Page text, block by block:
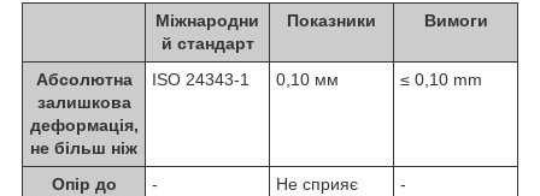
Міжнародни
й стандарт
Показники Вимоги
Абсолютна
залишкова
деформація,
не більш ніж
ISO 24343-1 0,10 мм ≤ 0,10 mm
Опір до
-
Не сприяє
-